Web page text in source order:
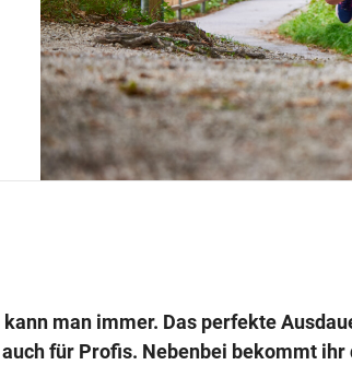
man immer. Das perfekte
für Profis. Nebenbei bekommt ihr